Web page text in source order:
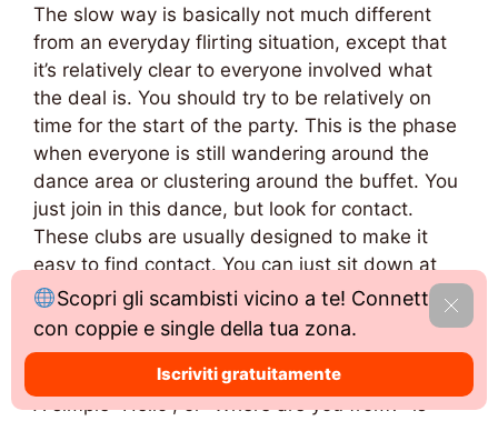
The slow way is basically not much different
from an everyday flirting situation, except that
it’s relatively clear to everyone involved what
the deal is. You should try to be relatively on
time for the start of the party. This is the phase
when everyone is still wandering around the
dance area or clustering around the buffet. You
just join in this dance, but look for contact.
These clubs are usually designed to make it
easy to find contact. You can just sit down at
the table with another couple or couples. You
can stand next to another couple at the bar or
on the dance floor, or other random scenarios.
A simple “Hello”, or “Where are you from?” is
Scopri gli scambisti vicino a te! Connettiti
con coppie e single della tua zona.
Iscriviti gratuitamente